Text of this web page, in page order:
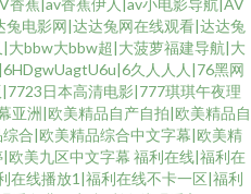
香蕉|av香蕉伊人|av小电影导航|AV
电影网|达达兔网在线观看|达达兔
大bbw大bbw超|大菠萝福建导航|大
久人人人|76黑网
日本高清电影|777琪琪午夜理
亚洲|欧美精品自产自拍|欧美精品自
合|欧美精品综合中文字幕|欧美精
欧美九区中文字幕 福利在线|福利在
在线播放1|福利在线不卡一区|福利